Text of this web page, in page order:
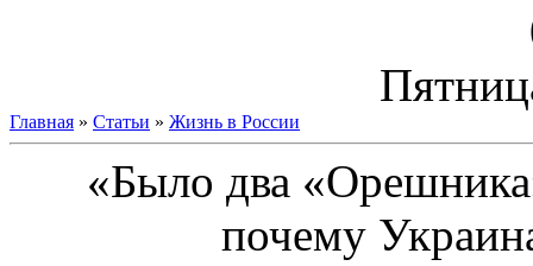
Главная » Статьи » Жизнь в России
«Было два
почему